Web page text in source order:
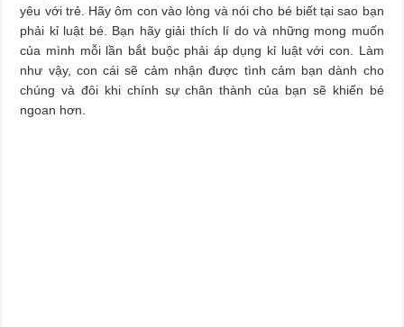
yêu với trẻ. Hãy ôm con vào lòng và nói cho bé biết tại sao bạn
phải kỉ luật bé. Bạn hãy giải thích lí do và những mong muốn
của mình mỗi lần bắt buộc phải áp dụng kỉ luật với con. Làm
như vậy, con cái sẽ cảm nhận được tình cảm bạn dành cho
chúng và đôi khi chính sự chân thành của bạn sẽ khiến bé
ngoan hơn.